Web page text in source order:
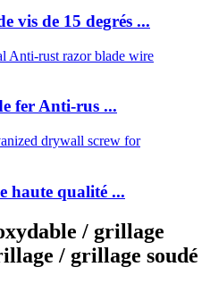
vis de 15 degrés ...
fer Anti-rus ...
haute qualité ...
/ grillage
/ grillage soudé